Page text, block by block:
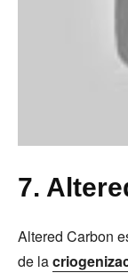
7.
Altered Carbon
de la